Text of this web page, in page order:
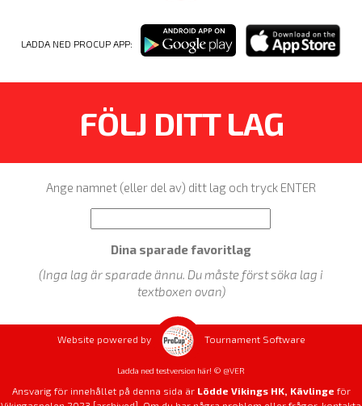
LADDA NED PROCUP APP:
FÖLJ DITT LAG
Ange namnet (eller del av) ditt lag och tryck ENTER
Dina sparade favoritlag
(Inga lag är sparade ännu. Du måste först söka lag i
textboxen ovan)
Website powered by Tournament Software
Ladda ned testversion här! © @VER
Ansvarig för innehållet på denna sida är Lödde Vikings HK, Kävlinge för